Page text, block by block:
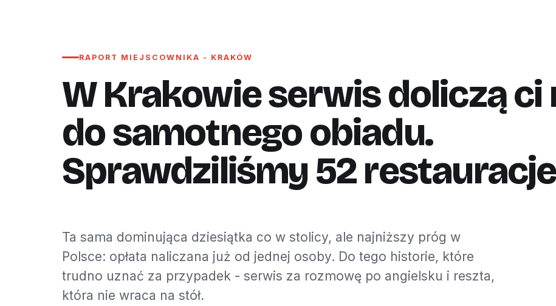
RAPORT MIEJSCOWNIKA - KRAKÓW
W Krakowie serwis doliczą ci
do samotnego obiadu.
Sprawdziliśmy 52 restauracje
Ta sama dominująca dziesiątka co w stolicy, ale najniższy próg w
Polsce: opłata naliczana już od jednej osoby. Do tego historie, które
trudno uznać za przypadek - serwis za rozmowę po angielsku i reszta,
która nie wraca na stół.